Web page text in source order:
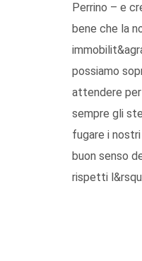
Perrino – e
bene che la
possiamo
attendere per
sempre gli
fugare i
buon senso
rispetti